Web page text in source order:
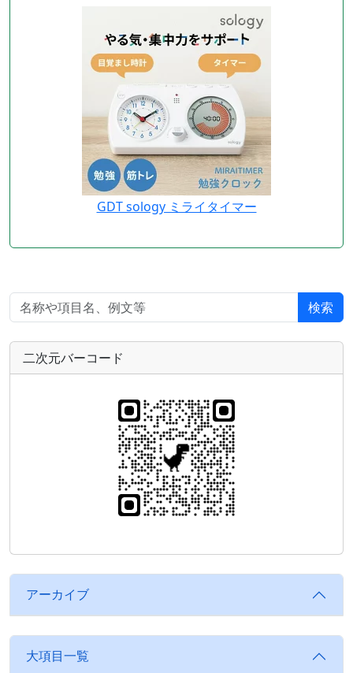
GDT sology ミライタイマー
検索
二次元バーコード
アーカイブ
大項目一覧